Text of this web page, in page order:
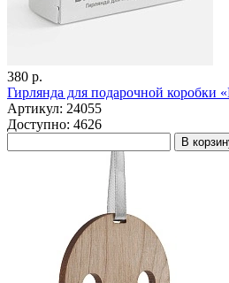
380 р.
Гирлянда для подарочной коробки
Артикул: 24055
Доступно: 4626
В